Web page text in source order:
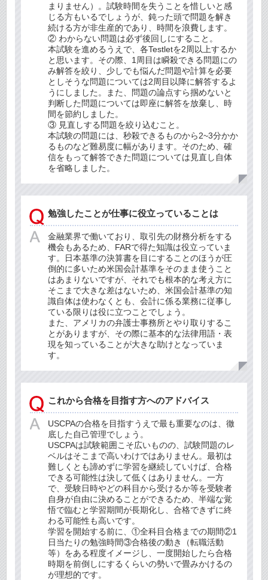
まりません）。試験時間を失うことを惜しいと感
じる方もいるでしょうが、鈍った頭で問題を解き
続ける方が非生産的であり、時間を浪費します。
② わからない問題は必ず後回しにすること。
本試験を進めるうえで、各Testletを2周以上するか
と思います。その際、1周目は瞬殺できる問題にの
み解答を絞り、少しでも悩んだ問題や計算を必要
としそうな問題については2周目以降に解答するよ
うにしました。また、問題の論点すら掴めないと
判断した問題については即座に解答を放棄し、時
間を節約しました。
③ 見直しする問題を絞り込むこと。
本試験の問題には、秒殺できるものから2~3分かか
るものなど難易度に幅があります。そのため、確
信をもって解答できた問題については見直し自体
を省略しました。
勉強したことが仕事に役立っていることは
金融業界で働いており、取引先の財務分析をする
機会もあるため、FARで得た知識は役立っていま
す。日本基準の決算書を目にすることのほうが圧
倒的に多いため米国会計基準をそのまま使うこと
はあまりないですが、それでも根本的な考え方に
そこまで大きな差はないため、米国会計基準の知
識自体は使わなくとも、会計に係る業務に従事し
ている限りは役に立つことでしょう。
また、アメリカの弁護士事務所とやり取りするこ
とがありますが、その際に基本的な法律用語・表
現を知っていることが大きな助けとなっていま
す。
これから合格を目指す方へのアドバイス
USCPAの合格を目指すうえで最も重要なのは、徹
底した自己管理でしょう。
USCPAは試験範囲こそ広いものの、試験問題のレ
ベルはそこまで高いわけではありません。最初は
難しくとも諦めずに学習を継続していけば、合格
できる可能性は決して低くはありません。一方
で、受験日時やどの科目から受けるか等を受験者
自身が自由に決めることができるため、半端な覚
悟で臨むと学習期間が長期化し、合格できずに終
わる可能性も高いです。
学習を開始する前に、①全科目合格までの期間②1
日当たりの勉強時間③合格後の動き（転職活動
等）をある程度イメージし、一度開始したら合格
時期を前倒しにするくらいの勢いで畳みかけるの
が理想的です。